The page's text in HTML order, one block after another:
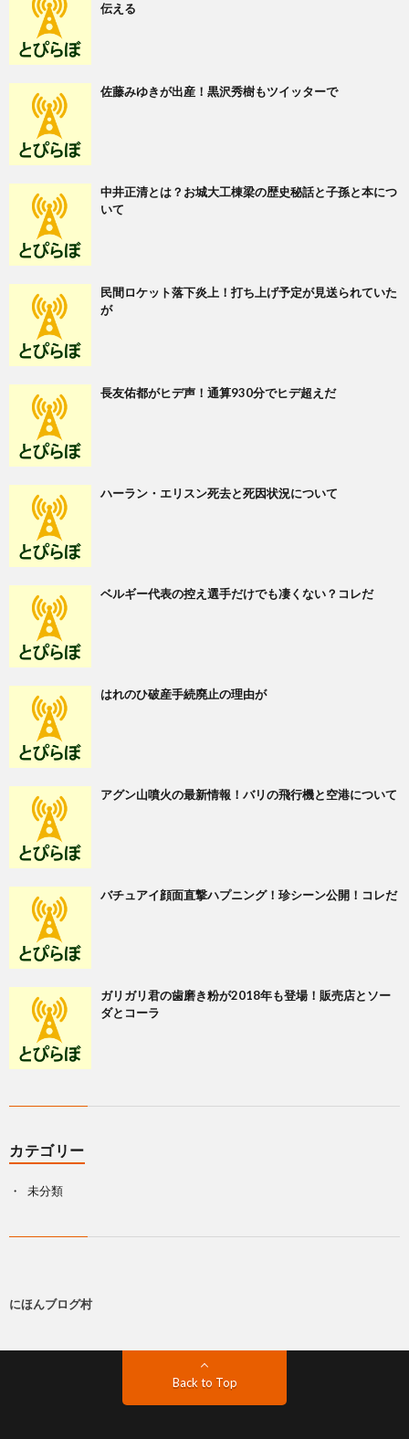
伝える
佐藤みゆきが出産！黒沢秀樹もツイッターで
中井正清とは？お城大工棟梁の歴史秘話と子孫と本につ
いて
民間ロケット落下炎上！打ち上げ予定が見送られていた
が
長友佑都がヒデ声！通算930分でヒデ超えだ
ハーラン・エリスン死去と死因状況について
ベルギー代表の控え選手だけでも凄くない？コレだ
はれのひ破産手続廃止の理由が
アグン山噴火の最新情報！バリの飛行機と空港について
バチュアイ顔面直撃ハプニング！珍シーン公開！コレだ
ガリガリ君の歯磨き粉が2018年も登場！販売店とソー
ダとコーラ
カテゴリー
未分類
にほんブログ村
Back to Top